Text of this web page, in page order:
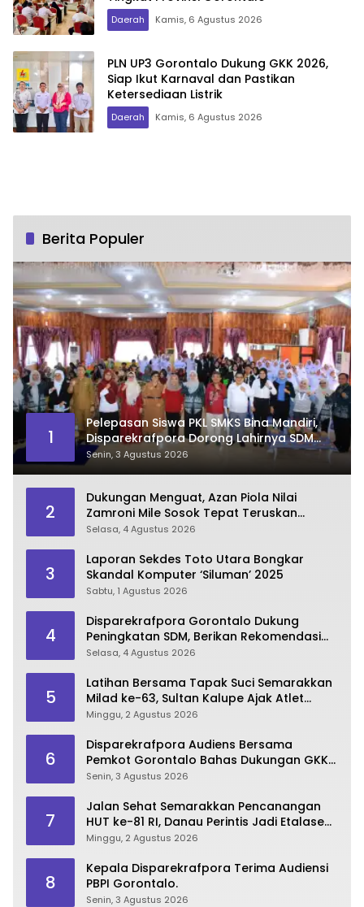
Daerah Kamis, 6 Agustus 2026
PLN UP3 Gorontalo Dukung GKK 2026,
Siap Ikut Karnaval dan Pastikan
Ketersediaan Listrik
Daerah Kamis, 6 Agustus 2026
Berita Populer
1
Pelepasan Siswa PKL SMKS Bina Mandiri,
Disparekrafpora Dorong Lahirnya SDM
Pariwisata Unggul
Senin, 3 Agustus 2026
2
Dukungan Menguat, Azan Piola Nilai
Zamroni Mile Sosok Tepat Teruskan
Pembangunan Bone Bolango
Selasa, 4 Agustus 2026
3
Laporan Sekdes Toto Utara Bongkar
Skandal Komputer ‘Siluman’ 2025
Sabtu, 1 Agustus 2026
4
Disparekrafpora Gorontalo Dukung
Peningkatan SDM, Berikan Rekomendasi
Studi S3 bagi Pegawai
Selasa, 4 Agustus 2026
5
Latihan Bersama Tapak Suci Semarakkan
Milad ke-63, Sultan Kalupe Ajak Atlet
Lestarikan Budaya Bela Diri
Minggu, 2 Agustus 2026
6
Disparekrafpora Audiens Bersama
Pemkot Gorontalo Bahas Dukungan GKK
2026
Senin, 3 Agustus 2026
7
Jalan Sehat Semarakkan Pencanangan
HUT ke-81 RI, Danau Perintis Jadi Etalase
Wisata Gorontalo
Minggu, 2 Agustus 2026
8
Kepala Disparekrafpora Terima Audiensi
PBPI Gorontalo.
Senin, 3 Agustus 2026